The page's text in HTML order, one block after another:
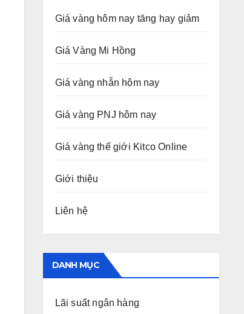
Giá vàng hôm nay tăng hay giảm
Giá Vàng Mi Hồng
Giá vàng nhẫn hôm nay
Giá vàng PNJ hôm nay
Giá vàng thế giới Kitco Online
Giới thiệu
Liên hệ
DANH MỤC
Lãi suất ngân hàng